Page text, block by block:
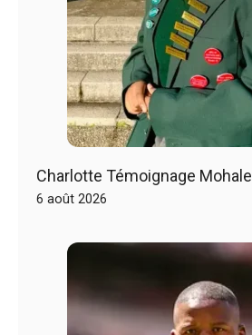
Charlotte Témoignage Mohale
6 août 2026